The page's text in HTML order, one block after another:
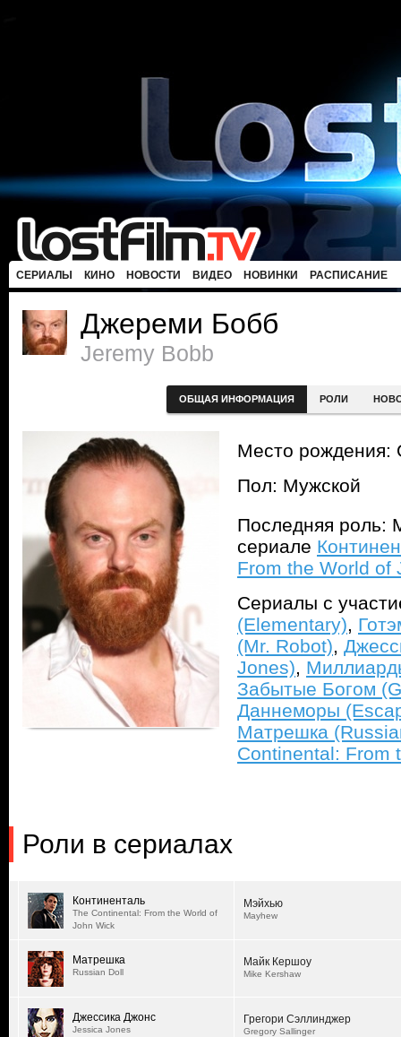
СЕРИАЛЫ КИНО НОВОСТИ ВИДЕО НОВИНКИ РАСПИСАНИЕ
Джереми Бобб
Jeremy Bobb
ОБЩАЯ ИНФОРМАЦИЯ РОЛИ
Место
Пол: Мужской
Последняя роль:
сериале
From the World of
Сериалы с
(Elementary),
(Mr. Robot),
Jones),
Забытые Богом
Даннеморы
Матрешка
Continental: From
Роли в сериалах
Континенталь
The Continental: From the World of
John Wick
Мэйхью
Mayhew
Матрешка
Russian Doll
Майк Кершоу
Mike Kershaw
Джессика Джонс
Jessica Jones
Грегори Сэллинджер
Gregory Sallinger